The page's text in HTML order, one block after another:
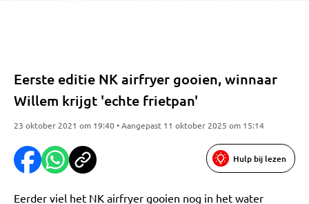
Eerste editie NK airfryer gooien, winnaar
Willem krijgt 'echte frietpan'
23 oktober 2021 om 19:40 • Aangepast 11 oktober 2025 om 15:14
Hulp bij lezen
Eerder viel het NK airfryer gooien nog in het water